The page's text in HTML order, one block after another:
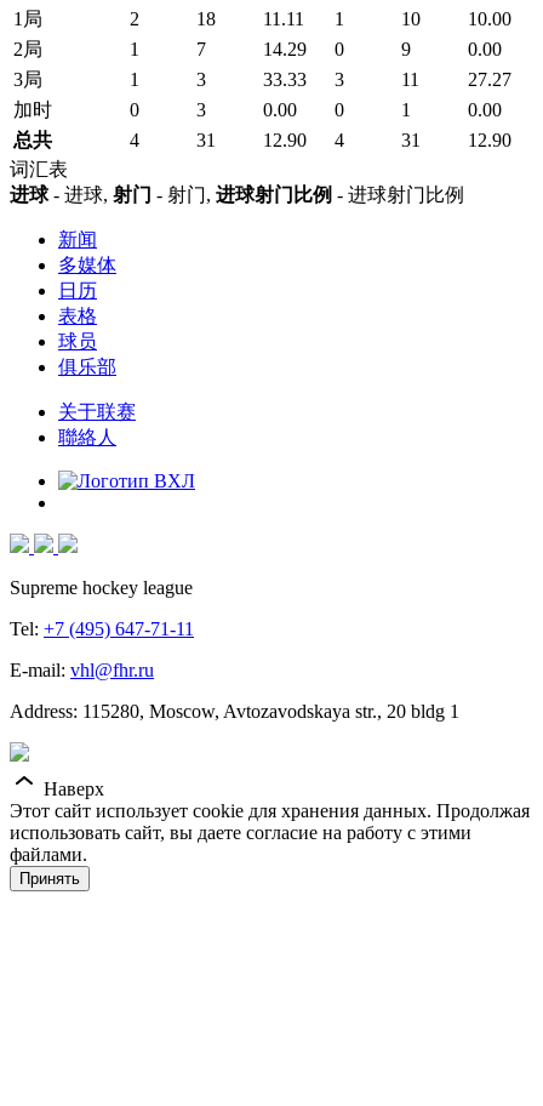
1局
2 18 11.11 1 10
10.00
2局
1 7 14.29 0 9
0.00
3局
1 3 33.33 3 11
27.27
加时
0 3 0.00 0 1
0.00
总共
4 31 12.90 4 31
12.90
词汇表
进球- 进球, 射门 - 射门, 进球射门比例 - 进球射门比例
新闻
多媒体
日历
表格
球员
俱乐部
关于联赛
聯絡人
Supreme hockey league
Tel: +7 (495) 647-71-11
E-mail: vhl@fhr.ru
Address: 115280, Moscow, Avtozavodskaya str., 20 bldg 1
Наверх
Этот сайт использует cookie для хранения данных. Продолжая
использовать сайт, вы даете согласие на работу с этими
файлами.
Принять